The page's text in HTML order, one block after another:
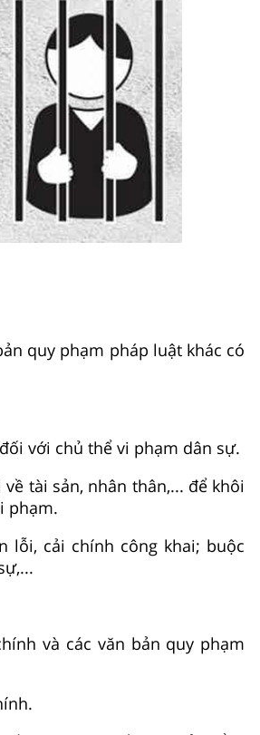
quy phạm pháp luật khác có
với chủ thể vi phạm dân sự.
tài sản, nhân thân,... để khôi
phạm.
lỗi, cải chính công khai; buộc
và các văn bản quy phạm